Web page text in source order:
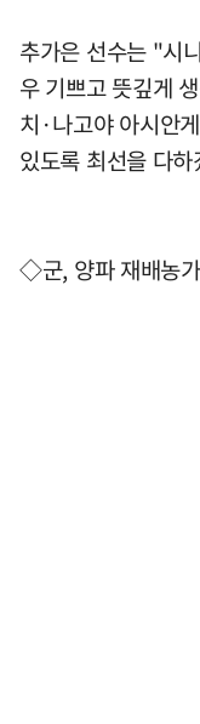
추가은 선수는 "시
우 기쁘고 뜻깊게
치·나고야 아시안
있도록 최선을 다
◇군, 양파 재배농